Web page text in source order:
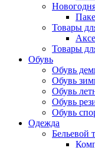
Товары
Товары
Обувь
Обувь
Обувь
Обувь
Обувь
Обувь
Одежда
Бельевой